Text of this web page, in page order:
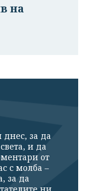
на
днес, за да
и да
от
с молба –
за да